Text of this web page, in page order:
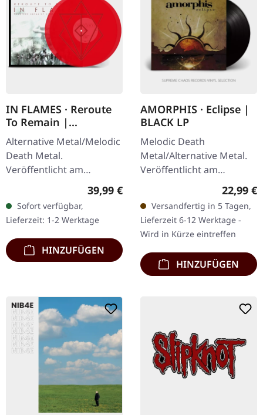
IN FLAMES · Reroute
To Remain |
TRANSPARENT RED
2LP
Alternative Metal/Melodic
Death Metal.
Veröffentlicht am
17.11.2023, auf Nuclear
Transparent rotes
Doppel-Vinyl im Gatefold-
Cover mit…
Regulärer Preis:
39,99 €
Sofort verfügbar,
Lieferzeit: 1-2 Werktage
HINZUFÜGEN
AMORPHIS · Eclipse |
BLACK LP
Melodic Death
Metal/Alternative Metal.
Veröffentlicht am
01.10.2019, auf Back On
Black. Schwarzes Vinyl im
Gatefold-Cover. Als
Amorphis 2006…
22,99 €
Versandfertig in 5 Tagen,
Lieferzeit 6-12 Werktage -
Wird in Kürze eintreffen
HINZUFÜGEN